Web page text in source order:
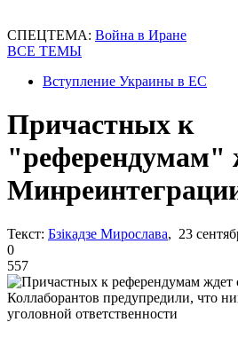
СПЕЦТЕМА: Война в Иране
ВСЕ ТЕМЫ
Вступление Украины в ЕС
Причастных к
"референдумам"
Текст: Бзікадзе Мирослава, 23
0
557
Коллаборантов предупредили, что
уголовной ответственности